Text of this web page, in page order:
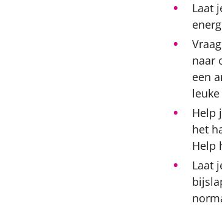
Laat
naar
een
Help
het
Help
Laat